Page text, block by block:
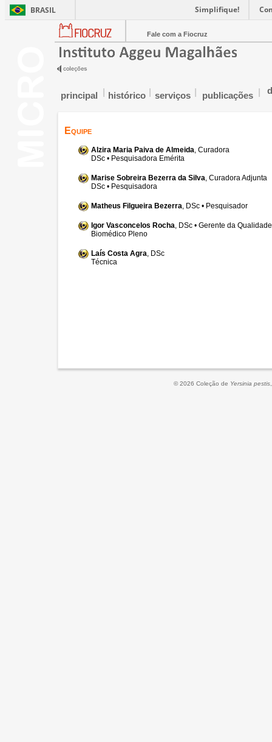
BRASIL Simplifique!
Fale com a Fiocruz
principal histórico serviços publicações
Equipe
Alzira Maria Paiva de Almeida, Curadora
DSc • Pesquisadora Emérita
Marise Sobreira Bezerra da Silva, Curadora Adjunta
DSc • Pesquisadora
Matheus Filgueira Bezerra, DSc • Pesquisador
Igor Vasconcelos Rocha, DSc • Gerente da Qualidade
Biomédico Pleno
Laís Costa Agra, DSc
Técnica
© 2026 Coleção de Yersinia pestis